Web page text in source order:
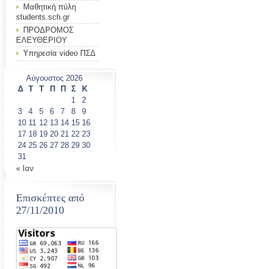
Μαθητική πύλη
students.sch.gr
ΠΡΟΔΡΟΜΟΣ
ΕΛΕΥΘΕΡΙΟΥ
Υπηρεσία video ΠΣΔ
Αύγουστος 2026
Δ Τ Τ Π Π Σ
Κ
1
2
3
4 5 6 7 8
9
10 11 12 13 14 15 16
17 18 19 20 21 22 23
24 25 26 27 28 29 30
31
« Ιαν
Επισκέπτες από
27/11/2010